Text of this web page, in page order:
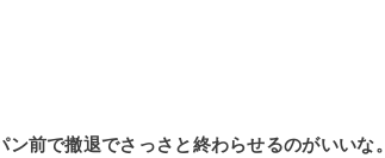
前で撤退でさっさと終わらせるのがいいな。